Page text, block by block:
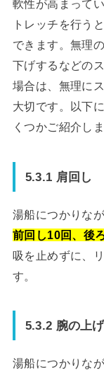
軟性が高まって
トレッチを行う
できます。無理
下げするなどの
場合は、無理に
大切です。以下
くつかご紹介しま
5.3.1 肩回し
湯船につかりな
前回し10回、後
吸を止めずに、
す。
5.3.2 腕の上
湯船につかりな